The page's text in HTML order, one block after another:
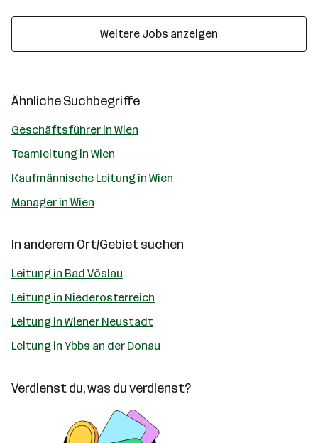
Weitere Jobs anzeigen
Ähnliche Suchbegriffe
Geschäftsführer in Wien
Teamleitung in Wien
Kaufmännische Leitung in Wien
Manager in Wien
In anderem Ort/Gebiet suchen
Leitung in Bad Vöslau
Leitung in Niederösterreich
Leitung in Wiener Neustadt
Leitung in Ybbs an der Donau
Verdienst du, was du verdienst?